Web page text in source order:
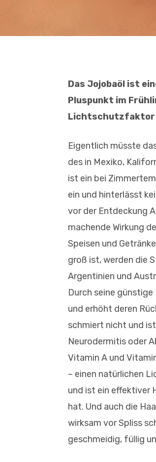
Das Jojobaöl ist
Pluspunkt im
Lichtschutzfaktor
Eigentlich müsste
des in Mexiko,
ist ein bei
ein und hinterlässt
vor der Entdeckung
machende Wirkung
Speisen und
groß ist, werden die
Argentinien und
Durch seine
und erhöht deren
schmiert nicht und
Neurodermitis oder
Vitamin A und
– einen natürlichen
und ist ein effektiver
hat. Und auch die
wirksam vor Spliss
geschmeidig, füllig